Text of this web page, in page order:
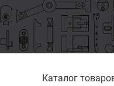
Каталог